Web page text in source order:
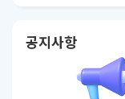
공지사항